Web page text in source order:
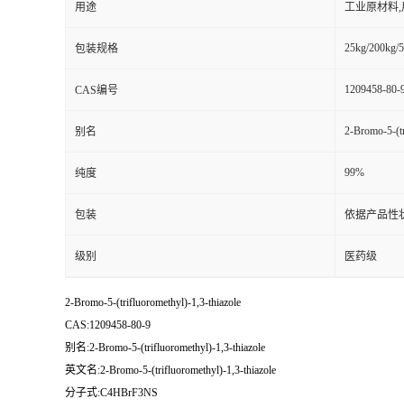
用途 工业原材料
包装规格 25kg/200kg/
CAS编号 1209458-80-
别名 2-Bromo-5-
纯度 99%
包装 依据产品性
级别 医药级
2-Bromo-5-(trifluoromethyl)-1,3-thiazole
CAS:1209458-80-9
别名:2-Bromo-5-(trifluoromethyl)-1,3-thiazole
英文名:2-Bromo-5-(trifluoromethyl)-1,3-thiazole
分子式:C4HBrF3NS